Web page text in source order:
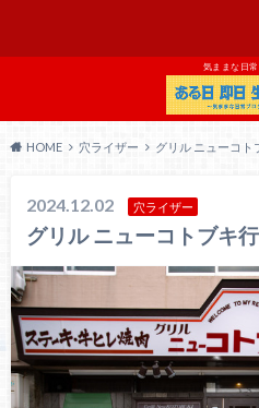
気ままな日
HOME 穴ライザー グリル ニューコト
2024.12.02 穴ライザー
グリル ニューコトブキ